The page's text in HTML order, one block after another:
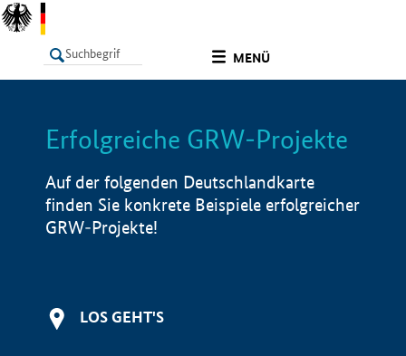
MENÜ
LISTE Info
Erfolgreiche GRW-Projekte
Auf der folgenden Deutschlandkarte
finden Sie konkrete Beispiele erfolgreicher
GRW-Projekte!
LOS GEHT'S